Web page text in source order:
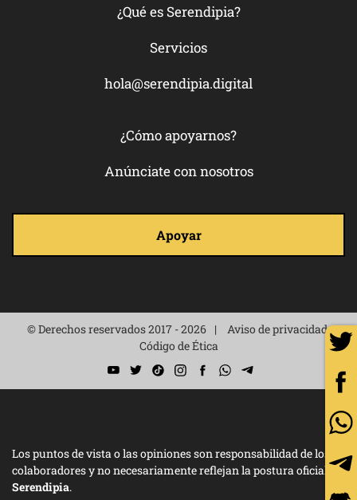
¿Qué es Serendipia?
Servicios
hola@serendipia.digital
¿Cómo apoyarnos?
Anúnciate con nosotros
Apoyar
© Derechos reservados 2017 - 2026
Aviso de privacidad
Código de Ética
Los puntos de vista o las opiniones son responsabilidad de los
colaboradores y no necesariamente reflejan la postura oficial de
Serendipia.